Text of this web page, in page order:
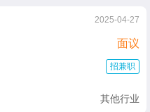
2025-04-27
面议
招兼职
其他行业